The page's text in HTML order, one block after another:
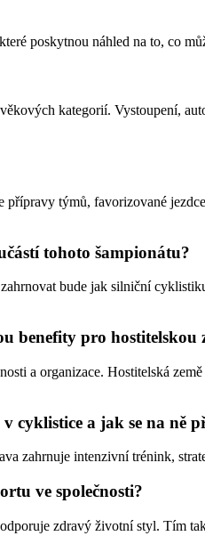
poskytnou náhled na to, co
kategorií. Vystoupení,
týmů, favorizované
tohoto šampionátu?
bude jak silniční
benefity pro hostitelskou
a organizace. Hostitelská
cyklistice a jak se na ně
zahrnuje intenzivní trénink,
ve společnosti?
zdravý životní styl. Tím